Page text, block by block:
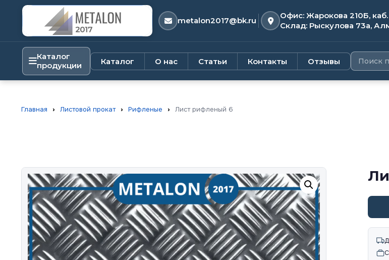
metalon2017@bk.ru
Офис: Жарокова 210Б, каб.
Склад: Рыскулова 73а,
Каталог
продукции
Каталог О нас Статьи Контакты Отзывы
Главная › Листовой прокат › Рифленые › Лист рифленый 6